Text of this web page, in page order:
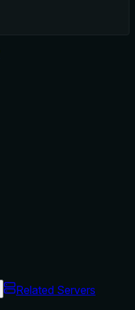
Related Servers